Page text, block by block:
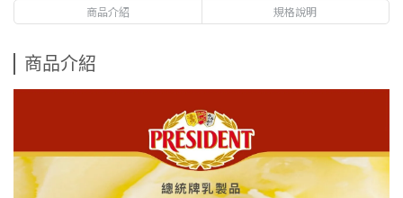
商品介紹 規格說明
商品介紹